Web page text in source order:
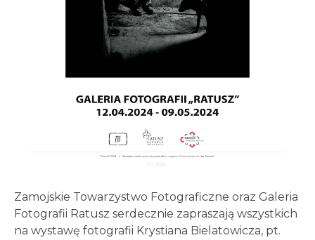
Zamojskie Towarzystwo Fotograficzne oraz Galeria
Fotografii Ratusz serdecznie zapraszają wszystkich
na wystawę fotografii Krystiana Bielatowicza, pt.